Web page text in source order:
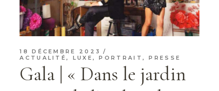
18 DÉCEMBRE 2023
ACTUALITÉ, LUXE ,PORTRAIT ,PRESSE
Gala | « Dans le jardin